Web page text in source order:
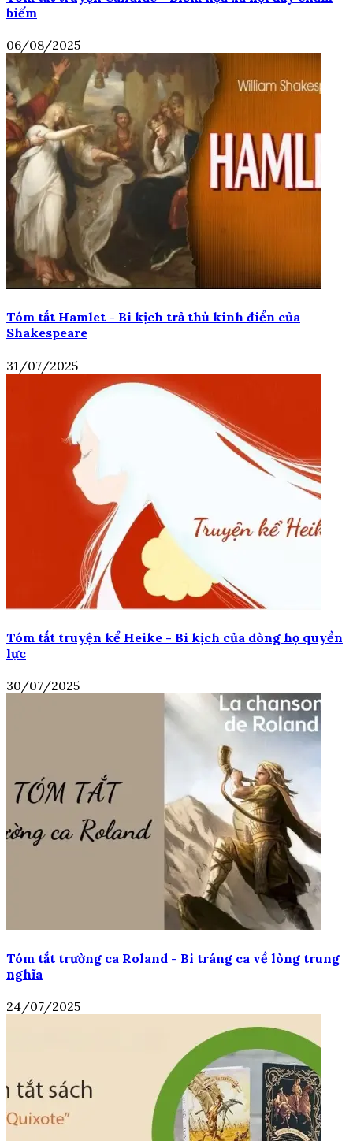
biếm
06/08/2025
Tóm tắt Hamlet - Bi kịch trả thù kinh điển của
Shakespeare
31/07/2025
Tóm tắt truyện kể Heike - Bi kịch của dòng họ quyền
lực
30/07/2025
Tóm tắt trường ca Roland - Bi tráng ca về lòng trung
nghĩa
24/07/2025